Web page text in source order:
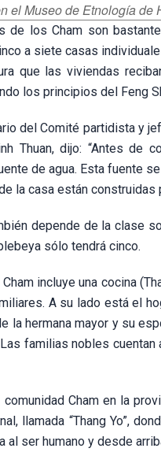
el Museo de Etnología de
de los Cham son
a siete casas
que las viviendas
los principios del Feng
del Comité partidista y
Thuan, dijo: “Antes de
de agua. Esta fuente
la casa están construidas
depende de la clase
sólo tendrá cinco.
incluye una cocina
A su lado está el
la hermana mayor y su
familias nobles
Cham en la
llamada “Thang Yo”,
al ser humano y desde